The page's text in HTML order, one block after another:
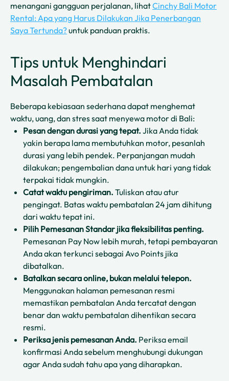
menangani gangguan perjalanan, lihatCinchy Bali Motor
Rental: Apa yang Harus Dilakukan Jika Penerbangan
Saya Tertunda?untuk panduan praktis.
Tips untuk Menghindari
Masalah Pembatalan
Beberapa kebiasaan sederhana dapat menghemat
waktu, uang, dan stres saat menyewa motor di Bali:
Pesan dengan durasi yang tepat. Jika Anda tidak
yakin berapa lama membutuhkan motor, pesanlah
durasi yang lebih pendek. Perpanjangan mudah
dilakukan; pengembalian dana untuk hari yang tidak
terpakai tidak mungkin.
Catat waktu pengiriman. Tuliskan atau atur
pengingat. Batas waktu pembatalan 24 jam dihitung
dari waktu tepat ini.
Pilih Pemesanan Standar jika fleksibilitas penting.
Pemesanan Pay Now lebih murah, tetapi pembayaran
Anda akan terkunci sebagai Avo Points jika
dibatalkan.
Batalkan secara online, bukan melalui telepon.
Menggunakan halaman pemesanan resmi
memastikan pembatalan Anda tercatat dengan
benar dan waktu pembatalan dihentikan secara
resmi.
Periksa jenis pemesanan Anda. Periksa email
konfirmasi Anda sebelum menghubungi dukungan
agar Anda sudah tahu apa yang diharapkan.